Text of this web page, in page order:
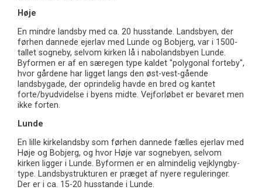
Høje
En mindre landsby med ca. 20 husstande. Landsbyen, der
førhen dannede ejerlav med Lunde og Bobjerg, var i 1500-
tallet sogneby, selvom kirken lå i nabolandsbyen Lunde.
Byformen er af en særegen type kaldet "polygonal forteby",
hvor gårdene har ligget langs den øst-vest-gående
landsbygade, der oprindelig havde en bred og kantet
forte/byudvidelse i byens midte. Vejforløbet er bevaret men
ikke forten.
Lunde
En lille kirkelandsby som førhen dannede fælles ejerlav med
Høje og Bobjerg, og hvor Høje var sognebyen, selvom
kirken ligger i Lunde. Byformen er en almindelig vejklyngby-
type. Landsbystrukturen er præget af nyere reguleringer.
Der er i ca. 15-20 husstande i Lunde.